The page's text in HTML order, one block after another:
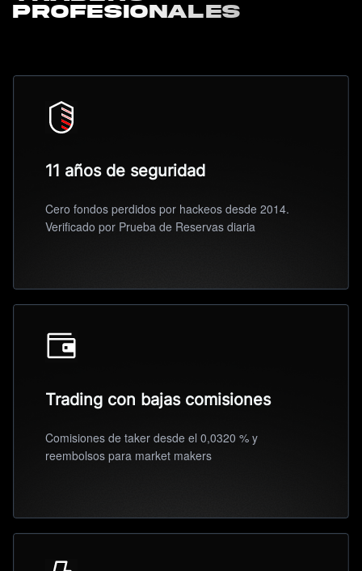
profesionales
11 años de seguridad
Cero fondos perdidos por hackeos desde 2014.
Verificado por Prueba de Reservas diaria
Trading con bajas comisiones
Comisiones de taker desde el 0,0320 % y
reembolsos para market makers